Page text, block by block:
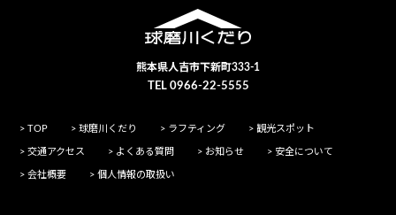
熊本県人吉市下新町333-1
TEL 0966-22-5555
> TOP > 球磨川くだり > ラフティング > 観光スポット
> 交通アクセス > よくある質問 > お知らせ > 安全について
> 会社概要 > 個人情報の取扱い